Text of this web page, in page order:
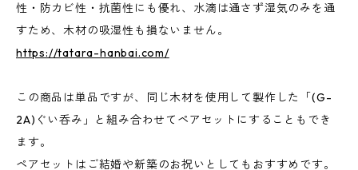
性・防カビ性・抗菌性にも優れ、水滴は通さず湿気のみを通
すため、木材の吸湿性も損ないません。
https://tatara-hanbai.com/
この商品は単品ですが、同じ木材を使用して製作した「(G-
2A)ぐい呑み」と組み合わせてペアセットにすることもでき
ます。
ペアセットはご結婚や新築のお祝いとしてもおすすめです。